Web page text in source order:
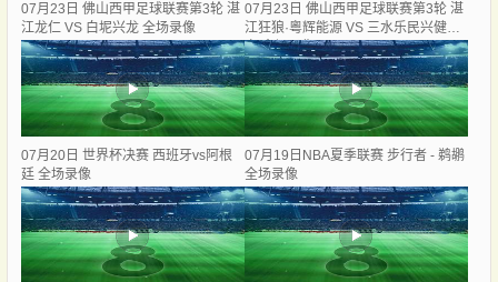
07月23日 佛山西甲足球联赛第3轮 湛
江龙仁 VS 白坭兴龙 全场录像
07月23日 佛山西甲足球联赛第3轮 湛
江狂狼·粵辉能源 VS 三水乐民兴健力
宝 全场录像
07月20日 世界杯决赛 西班牙vs阿根
廷 全场录像
07月19日NBA夏季联赛 步行者 - 鹈鹕
全场录像